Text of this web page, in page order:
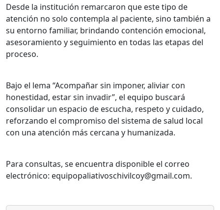
Desde la institución remarcaron que este tipo de
atención no solo contempla al paciente, sino también a
su entorno familiar, brindando contención emocional,
asesoramiento y seguimiento en todas las etapas del
proceso.
Bajo el lema “Acompañar sin imponer, aliviar con
honestidad, estar sin invadir”, el equipo buscará
consolidar un espacio de escucha, respeto y cuidado,
reforzando el compromiso del sistema de salud local
con una atención más cercana y humanizada.
Para consultas, se encuentra disponible el correo
electrónico: equipopaliativoschivilcoy@gmail.com.